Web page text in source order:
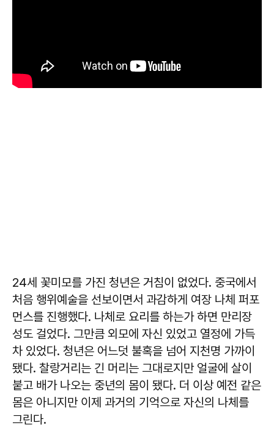
24세 꽃미모를 가진 청년은 거침이 없었다. 중국에서
처음 행위예술을 선보이면서 과감하게 여장 나체 퍼포
먼스를 진행했다. 나체로 요리를 하는가 하면 만리장
성도 걸었다. 그만큼 외모에 자신 있었고 열정에 가득
차 있었다. 청년은 어느덧 불혹을 넘어 지천명 가까이
됐다. 찰랑거리는 긴 머리는 그대로지만 얼굴에 살이
붙고 배가 나오는 중년의 몸이 됐다. 더 이상 예전 같은
몸은 아니지만 이제 과거의 기억으로 자신의 나체를
그린다.